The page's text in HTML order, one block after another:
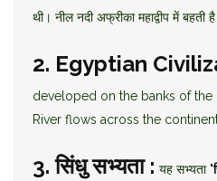
थी। नील नदी अफ्रीका महाद्वीप में बहती
2. Egyptian
developed on the banks of the
River flows across the
3. सिंधु सभ्यता : यह सभ्यता